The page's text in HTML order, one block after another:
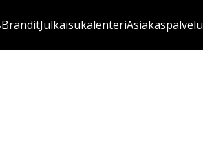
BränditJulkaisukalenteriAsiakaspalvelu